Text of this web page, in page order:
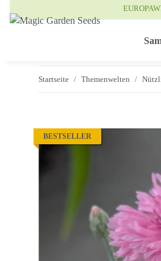
Startseite Themenwelten
BESTSELLER